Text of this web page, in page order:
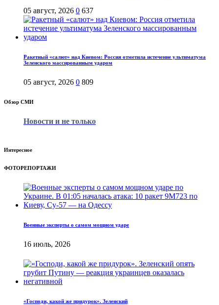
05 август, 2026 0 637
Ракетный «салют» над Киевом: Россия отметила истечение ультиматума
Зеленского массированным ударом
05 август, 2026 0 809
Обзор СМИ
Новости и не только
Интересное
ФОТОРЕПОРТАЖИ
Военные эксперты о самом мощном ударе
16 июль, 2026
«Господи, какой же придурок». Зеленский